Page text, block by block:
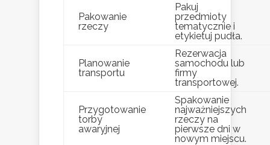
Pakowanie
rzeczy
Pakuj
przedmioty
tematycznie i
etykietuj pudła.
Planowanie
transportu
Rezerwacja
samochodu lub
firmy
transportowej.
Przygotowanie
torby
awaryjnej
Spakowanie
najważniejszych
rzeczy na
pierwsze dni w
nowym miejscu.